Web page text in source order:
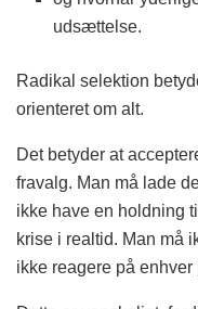
udsættelse.
Radikal selektion
orienteret om alt.
Det betyder at
fravalg. Man må lade
ikke have en holdning
krise i realtid. Man må
ikke reagere på enhver